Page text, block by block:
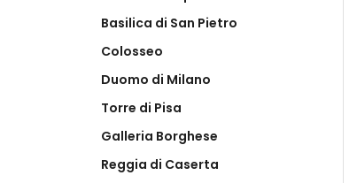
Basilica di San Pietro
Colosseo
Duomo di Milano
Torre di Pisa
Galleria Borghese
Reggia di Caserta